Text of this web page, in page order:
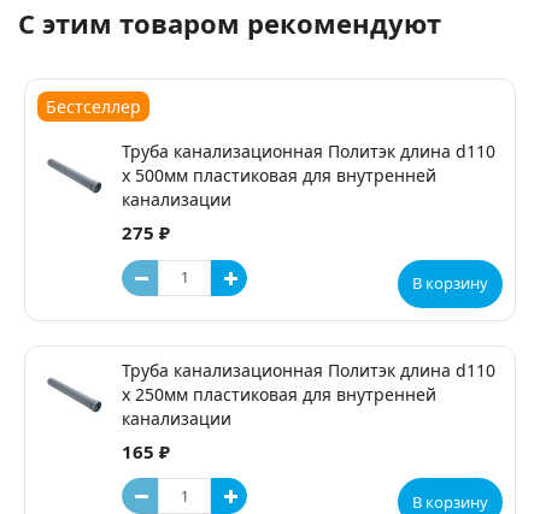
С этим товаром рекомендуют
Бестселлер
Труба канализационная Политэк длина d110
х 500мм пластиковая для внутренней
канализации
275 ₽
В корзину
Труба канализационная Политэк длина d110
х 250мм пластиковая для внутренней
канализации
165 ₽
В корзину